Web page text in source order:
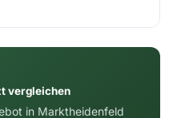
vergleichen
in Marktheidenfeld